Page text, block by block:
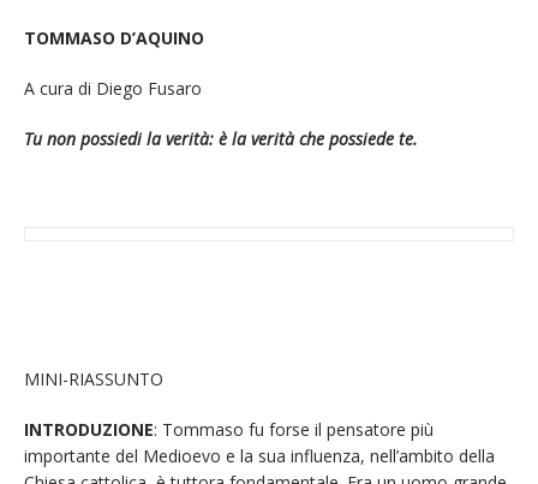
TOMMASO D’AQUINO
A cura di Diego Fusaro
Tu non possiedi la verità: è la verità che possiede te.
MINI-RIASSUNTO
INTRODUZIONE: Tommaso fu forse il pensatore più
importante del Medioevo e la sua influenza, nell’ambito della